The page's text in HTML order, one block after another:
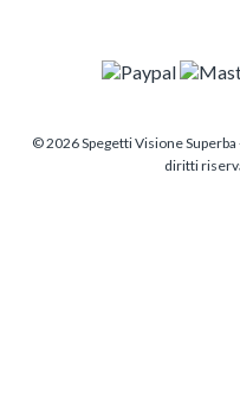
© 2026 Spegetti Visione Superba
diritti